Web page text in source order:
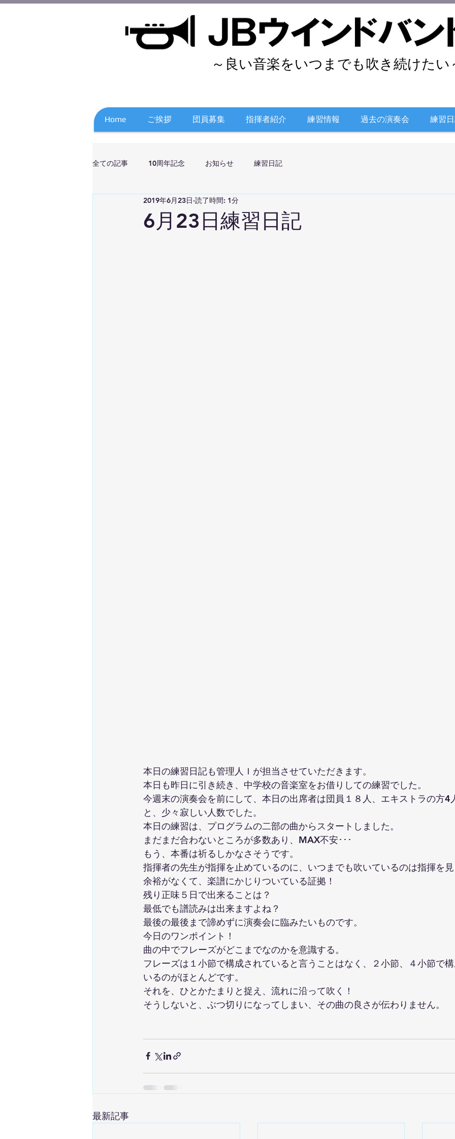
～良い音楽をいつまでも吹き続けたい
Home ご挨拶 団員募集 指揮者紹介 練習情報 過去の演奏会 練習
全ての記事 10周年記念 お知らせ 練習日記
6月23日練習日記
2019年6月23日 読了時間: 1分
本日の練習日記も管理人Ｉが担当させていただきます。
本日も昨日に引き続き、中学校の音楽室をお借りしての練習でした。
今週末の演奏会を前にして、本日の出席者は団員１８人、エキストラの方4
と、少々寂しい人数でした。
本日の練習は、プログラムの二部の曲からスタートしました。
まだまだ合わないところが多数あり、MAX不安･･･
もう、本番は祈るしかなさそうです。
指揮者の先生が指揮を止めているのに、いつまでも吹いているのは指揮を
余裕がなくて、楽譜にかじりついている証拠！
残り正味５日で出来ることは？
最低でも譜読みは出来ますよね？
最後の最後まで諦めずに演奏会に臨みたいものです。
今日のワンポイント！
曲の中でフレーズがどこまでなのかを意識する。
フレーズは１小節で構成されていると言うことはなく、２小節、４小節で
いるのがほとんどです。
それを、ひとかたまりと捉え、流れに沿って吹く！
そうしないと、ぶつ切りになってしまい、その曲の良さが伝わりません。
最新記事